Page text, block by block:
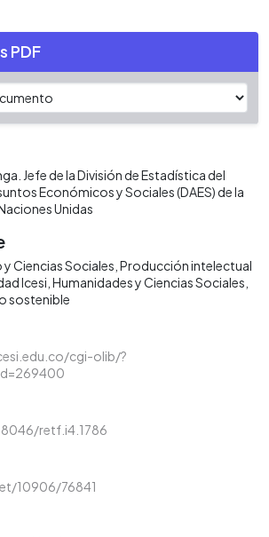
PDF
Jefe de la División de Estadística del
Económicos y Sociales (DAES) de la
Unidas
Ciencias Sociales Producción intelectual
Icesi Humanidades y Ciencias Sociales
sostenible
cgi-olib/?
retf.i4.1786
10906/76841